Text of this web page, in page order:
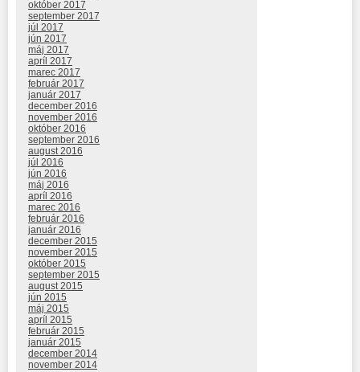
október 2017
september 2017
júl 2017
jún 2017
máj 2017
apríl 2017
marec 2017
február 2017
január 2017
december 2016
november 2016
október 2016
september 2016
august 2016
júl 2016
jún 2016
máj 2016
apríl 2016
marec 2016
február 2016
január 2016
december 2015
november 2015
október 2015
september 2015
august 2015
jún 2015
máj 2015
apríl 2015
február 2015
január 2015
december 2014
november 2014